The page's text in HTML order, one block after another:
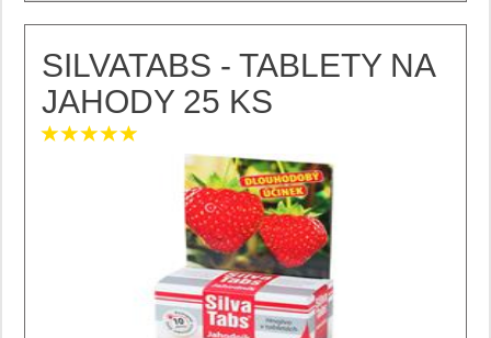
SILVATABS - TABLETY NA
JAHODY 25 KS